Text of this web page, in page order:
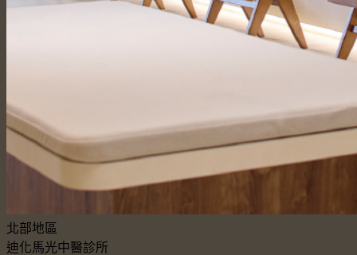
北部地區
迪化馬光中醫診所